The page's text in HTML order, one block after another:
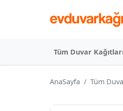
Tüm Duvar
AnaSayfa Tüm